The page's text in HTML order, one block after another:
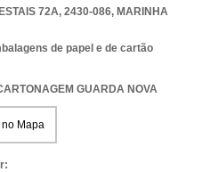
72A, 2430-086, MARINHA
de papel e de cartão
GUARDA NOVA
no Mapa